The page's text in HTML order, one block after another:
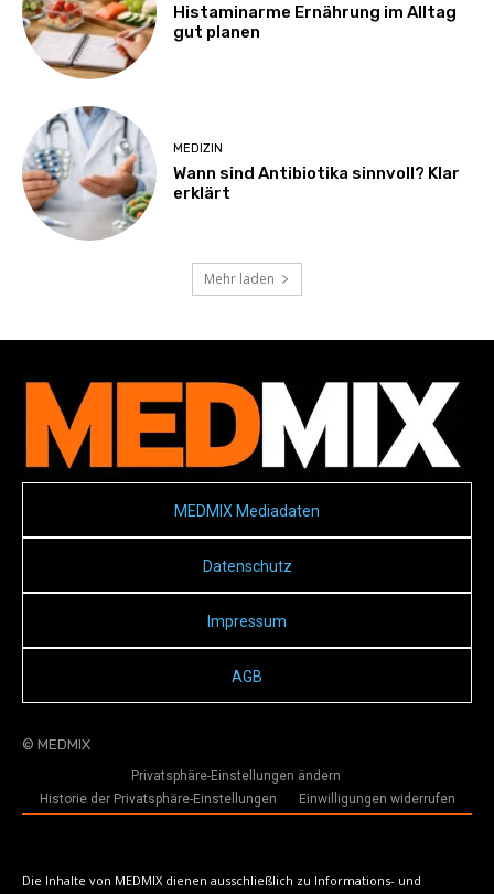
Histaminarme Ernährung im Alltag
gut planen
MEDIZIN
Wann sind Antibiotika sinnvoll? Klar
erklärt
Mehr laden
MEDMIX Mediadaten
Datenschutz
Impressum
AGB
© MEDMIX
Privatsphäre-Einstellungen ändern
Historie der Privatsphäre-Einstellungen
Einwilligungen widerrufen
Die Inhalte von MEDMIX dienen ausschließlich zu Informations- und